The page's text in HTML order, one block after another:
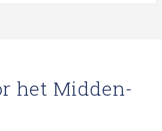
het Midden-